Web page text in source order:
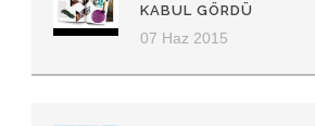
KABUL GÖRDÜ
07 Haz 2015